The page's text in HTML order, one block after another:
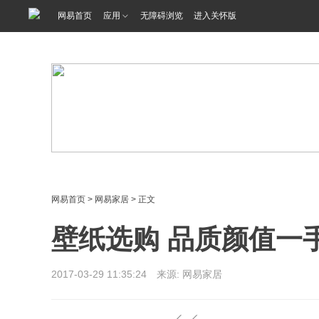
网易首页 应用 无障碍浏览 进入关怀版
网易首页 > 网易家居 > 正文
壁纸选购 品质颜值一
2017-03-29 11:35:24 来源: 网易家居